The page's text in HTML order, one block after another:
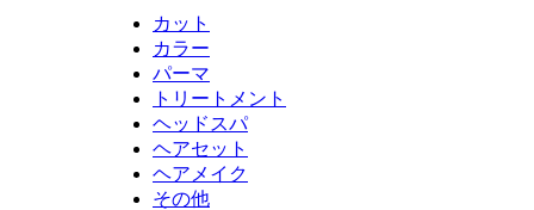
カット
カラー
パーマ
トリートメント
ヘッドスパ
ヘアセット
ヘアメイク
その他